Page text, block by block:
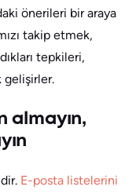
önerileri bir araya
takip etmek,
tepkileri,
gelişirler.
almayın,
E-posta listelerini